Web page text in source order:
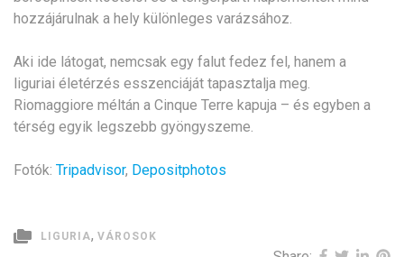
hozzájárulnak a hely különleges varázsához.
Aki ide látogat, nemcsak egy falut fedez fel, hanem a
liguriai életérzés esszenciáját tapasztalja meg.
Riomaggiore méltán a Cinque Terre kapuja – és egyben a
térség egyik legszebb gyöngyszeme.
Fotók: Tripadvisor, Depositphotos
LIGURIA, VÁROSOK